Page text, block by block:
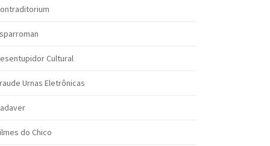
Cultural
Urnas Eletrônicas
do Chico